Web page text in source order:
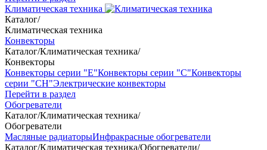
Климатическая техника
Каталог/
Климатическая техника
Конвекторы
Каталог/Климатическая техника/
Конвекторы
Конвекторы серии "Е"Конвекторы серии "С"Конвекторы
серии "СН"Электрические конвекторы
Перейти в раздел
Обогреватели
Каталог/Климатическая техника/
Обогреватели
Масляные радиаторыИнфракрасные обогреватели
Каталог/Климатическая техника/Обогреватели/